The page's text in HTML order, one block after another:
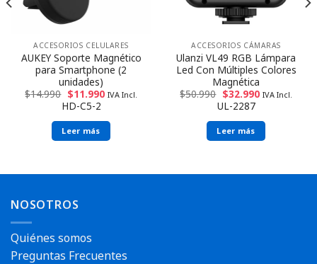
ACCESORIOS CELULARES
AUKEY Soporte Magnético
para Smartphone (2
unidades)
$14.990 $11.990 IVA Incl.
HD-C5-2
Leer más
ACCESORIOS CÁMARAS
Ulanzi VL49 RGB Lámpara
Led Con Múltiples Colores
Magnética
$50.990 $32.990 IVA Incl.
UL-2287
Leer más
NOSOTROS
Quiénes somos
Preguntas Frecuentes